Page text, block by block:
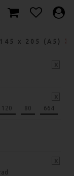
145 x 205 (A5)
120 80 664